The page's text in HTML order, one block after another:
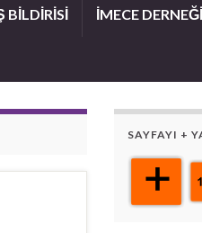
BİLDİRİSİ İMECE
SAYFAYI +